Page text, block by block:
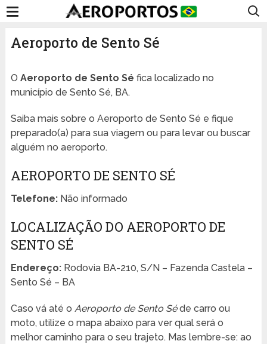
Aeroporto de Sento Sé
O Aeroporto de Sento Sé fica localizado no
município de Sento Sé, BA.
Saiba mais sobre o Aeroporto de Sento Sé e fique
preparado(a) para sua viagem ou para levar ou buscar
alguém no aeroporto.
AEROPORTO DE SENTO SÉ
Telefone:Não informado
LOCALIZAÇÃO DO AEROPORTO DE
SENTO SÉ
Endereço:Rodovia BA-210, S/N – Fazenda Castela –
Sento Sé – BA
Caso vá até o Aeroporto de Sento Séde carro ou
moto, utilize o mapa abaixo para ver qual será o
melhor caminho para o seu trajeto. Mas lembre-se: ao